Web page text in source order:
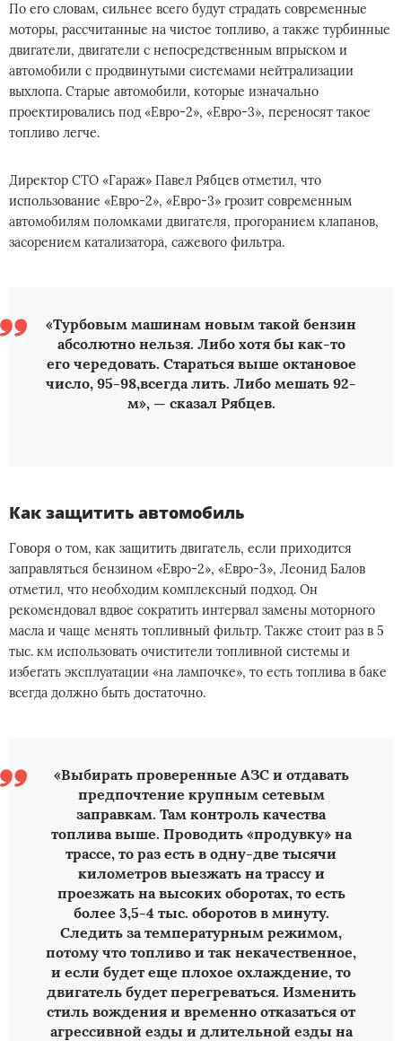
По его словам, сильнее всего будут страдать современные
моторы, рассчитанные на чистое топливо, а также турбинные
двигатели, двигатели с непосредственным впрыском и
автомобили с продвинутыми системами нейтрализации
выхлопа. Старые автомобили, которые изначально
проектировались под «Евро-2», «Евро-3», переносят такое
топливо легче.
Директор СТО «Гараж» Павел Рябцев отметил, что
использование «Евро-2», «Евро-3» грозит современным
автомобилям поломками двигателя, прогоранием клапанов,
засорением катализатора, сажевого фильтра.
«Турбовым машинам новым такой бензин
абсолютно нельзя. Либо хотя бы как-то
его чередовать. Стараться выше октановое
число, 95-98,всегда лить. Либо мешать 92-
м», — сказал Рябцев.
Как защитить автомобиль
Говоря о том, как защитить двигатель, если приходится
заправляться бензином «Евро-2», «Евро-3», Леонид Балов
отметил, что необходим комплексный подход. Он
рекомендовал вдвое сократить интервал замены моторного
масла и чаще менять топливный фильтр. Также стоит раз в 5
тыс. км использовать очистители топливной системы и
избегать эксплуатации «на лампочке», то есть топлива в баке
всегда должно быть достаточно.
«Выбирать проверенные АЗС и отдавать
предпочтение крупным сетевым
заправкам. Там контроль качества
топлива выше. Проводить «продувку» на
трассе, то раз есть в одну-две тысячи
километров выезжать на трассу и
проезжать на высоких оборотах, то есть
более 3,5-4 тыс. оборотов в минуту.
Следить за температурным режимом,
потому что топливо и так некачественное,
и если будет еще плохое охлаждение, то
двигатель будет перегреваться. Изменить
стиль вождения и временно отказаться от
агрессивной езды и длительной езды на